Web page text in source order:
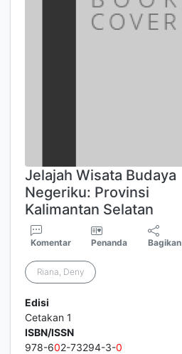
Jelajah Wisata Budaya
Negeriku: Provinsi
Kalimantan Selatan
Komentar Penanda Bagikan
Riana, Deny
Edisi
Cetakan 1
ISBN/ISSN
978-602-73294-3-0